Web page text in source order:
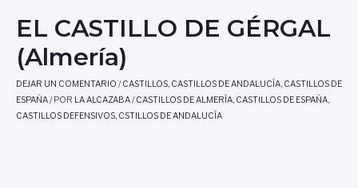
EL CASTILLO DE GÉRGAL
(Almería)
DEJAR UN COMENTARIO /CASTILLOS CASTILLOS DE ANDALUCÍA CASTILLOS DE
ESPAÑA/ POR LA ALCAZABA/CASTILLOS DE ALMERÍA CASTILLOS DE ESPAÑA
CASTILLOS DEFENSIVOS CSTILLOS DE ANDALUCÍA